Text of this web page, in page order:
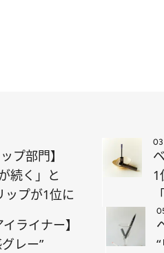
プ部門】
続く」と
ップが1位に
03
1
ライナー】
レー”